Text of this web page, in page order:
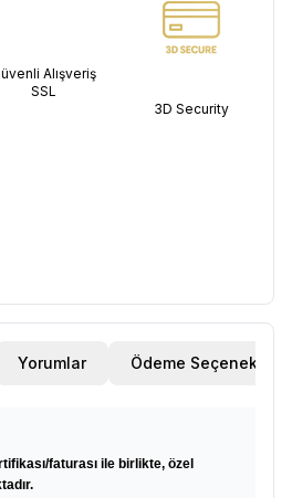
Alışveriş
SSL
3D Security
Yorumlar Ödeme Seçenekleri
faturası ile birlikte, özel